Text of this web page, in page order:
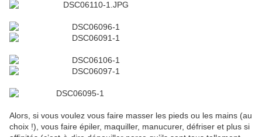
Alors, si vous voulez vous faire masser les pieds ou les mains (au
choix !), vous faire épiler, maquiller, manucurer, défriser et plus si